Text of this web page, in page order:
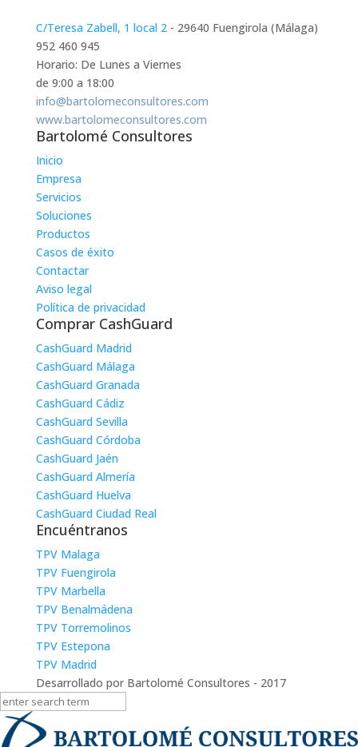
C/Teresa Zabell, 1 local 2- 29640 Fuengirola (Málaga)
952 460 945
Horario: De Lunes a Viernes
de 9:00 a 18:00
info@bartolomeconsultores.com
www.bartolomeconsultores.com
Bartolomé Consultores
Inicio
Empresa
Servicios
Soluciones
Productos
Casos de éxito
Contactar
Aviso legal
Política de privacidad
Comprar CashGuard
CashGuard Madrid
CashGuard Málaga
CashGuard Granada
CashGuard Cádiz
CashGuard Sevilla
CashGuard Córdoba
CashGuard Jaén
CashGuard Almería
CashGuard Huelva
CashGuard Ciudad Real
Encuéntranos
TPV Malaga
TPV Fuengirola
TPV Marbella
TPV Benalmádena
TPV Torremolinos
TPV Estepona
TPV Madrid
Desarrollado por Bartolomé Consultores - 2017